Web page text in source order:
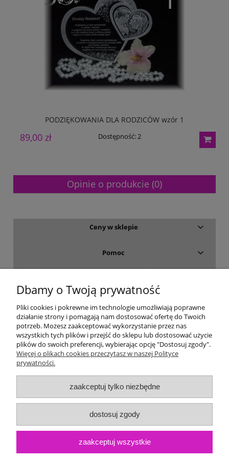
PODZIĘKOWANIA DLA RODZICÓW wzór 1
89,00 zł Dostępność: 2
Opinie o produkcie (0)
Ceny w sklepie
Pomoc
Moje konto
Gwarancja i zwroty
O firmie
Dbamy o Twoją prywatność
Pliki cookies i pokrewne im technologie umożliwiają poprawne
działanie strony i pomagają nam dostosować ofertę do Twoich
potrzeb. Możesz zaakceptować wykorzystanie przez nas
wszystkich tych plików i przejść do sklepu lub dostosować użycie
plików do swoich preferencji, wybierając opcję "Dostosuj zgody".
Więcej o plikach cookies przeczytasz w naszej Polityce
prywatności.
zaakceptuj tylko niezbędne
dostosuj zgody
zaakceptuj wszystkie